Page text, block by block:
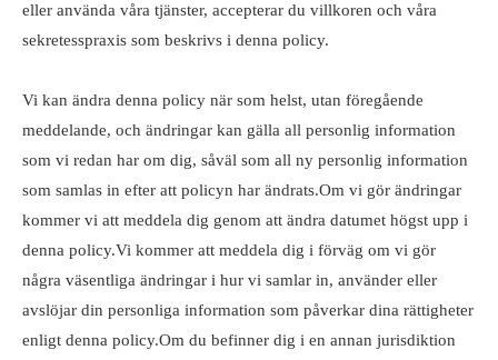
eller använda våra tjänster, accepterar du villkoren och våra
sekretesspraxis som beskrivs i denna policy.
Vi kan ändra denna policy när som helst, utan föregående
meddelande, och ändringar kan gälla all personlig information
som vi redan har om dig, såväl som all ny personlig information
som samlas in efter att policyn har ändrats.Om vi ​​gör ändringar
kommer vi att meddela dig genom att ändra datumet högst upp i
denna policy.Vi kommer att meddela dig i förväg om vi gör
några väsentliga ändringar i hur vi samlar in, använder eller
avslöjar din personliga information som påverkar dina rättigheter
enligt denna policy.Om du befinner dig i en annan jurisdiktion